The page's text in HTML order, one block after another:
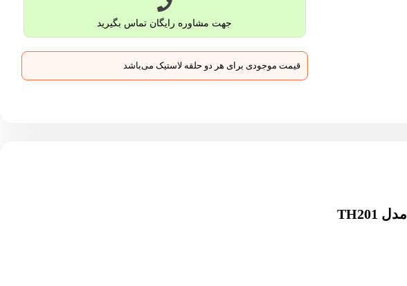
جهت مشاوره رایگان تماس بگیرید
قیمت موجودی برای هر دو حلقه لاستیک می‌باشد